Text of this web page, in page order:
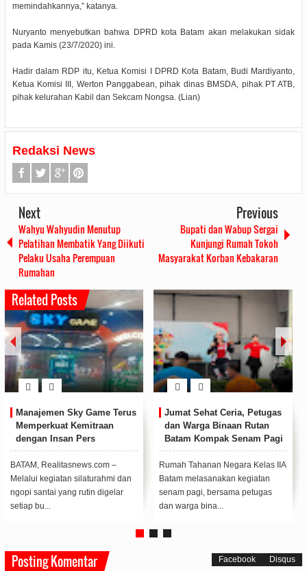
memindahkannya,” katanya.
Nuryanto menyebutkan bahwa DPRD kota Batam akan melakukan sidak
pada Kamis (23/7/2020) ini.
Hadir dalam RDP itu, Ketua Komisi I DPRD Kota Batam, Budi Mardiyanto,
Ketua Komisi III, Werton Panggabean, pihak dinas BMSDA, pihak PT ATB,
pihak kelurahan Kabil dan Sekcam Nongsa. (Lian)
Redaksi News
Next
Wahyu Wahyudin Menutup
Pelatihan Membatik Yang Diikuti
Pelaku Usaha Perempuan
Rumahan
Previous
Bupati dan Wabup Sergai
Kunjungi Rumah Tokoh
Masyarakat Korban Kebakaran
Related Posts
Manajemen Sky Game Terus
Memperkuat Kemitraan
dengan Insan Pers
BATAM, Realitasnews.com –
Melalui kegiatan silaturahmi dan
ngopi santai yang rutin digelar
setiap bu...
Jumat Sehat Ceria, Petugas
dan Warga Binaan Rutan
Batam Kompak Senam Pagi
Rumah Tahanan Negara Kelas IIA
Batam melasanakan kegiatan
senam pagi, bersama petugas
dan warga bina...
Posting Komentar Facebook Disqus